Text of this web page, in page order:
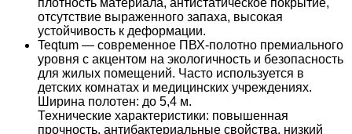
отсутствие выраженного запаха, высокая
устойчивость к деформации.
Teqtum — современное ПВХ-полотно премиального
уровня с акцентом на экологичность и безопасность
для жилых помещений. Часто используется в
детских комнатах и медицинских учреждениях.
Ширина полотен: до 5,4 м.
Технические характеристики: повышенная
прочность, антибактериальные свойства, низкий